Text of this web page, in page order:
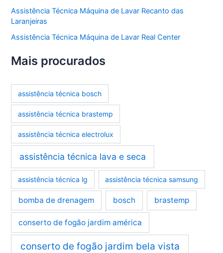
Assistência Técnica Máquina de Lavar Recanto das
Laranjeiras
Assistência Técnica Máquina de Lavar Real Center
Mais procurados
assistência técnica bosch
assistência técnica brastemp
assistência técnica electrolux
assistência técnica lava e seca
assistência técnica lg assistência técnica samsung
bomba de drenagem bosch brastemp
conserto de fogão jardim américa
conserto de fogão jardim bela vista